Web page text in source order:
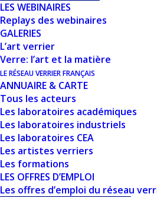
LES WEBINAIRES
Replays des webinaires
GALERIES
L’art verrier
Verre: l’art et la matière
LE RÉSEAU VERRIER FRANÇAIS
ANNUAIRE & CARTE
Tous les acteurs
Les laboratoires académiques
Les laboratoires industriels
Les laboratoires CEA
Les artistes verriers
Les formations
LES OFFRES D’EMPLOI
Les offres d’emploi du réseau
Laurent Cormier (IMPMC)
Distingué de l’USTV pour sa
la vie de l’USTV et pour sa
scientifique à la
des verres en lien avec leurs